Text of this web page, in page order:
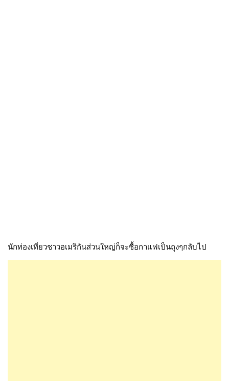
นักท่องเที่ยวชาวอเมริกันส่วนใหญ่ก็จะซื้อกาแฟเป็นถุงๆกลับไป